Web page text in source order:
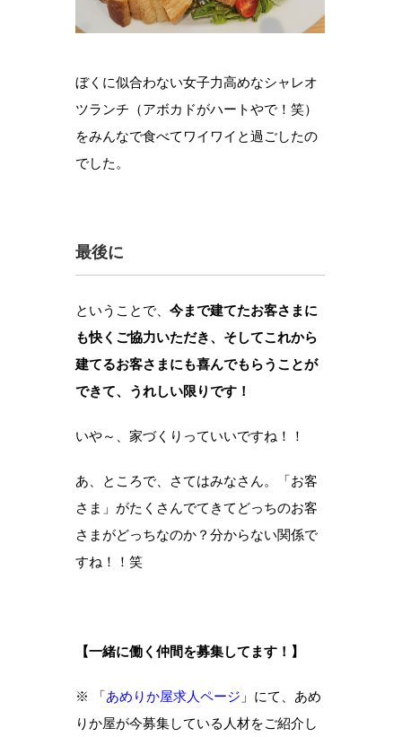
ぼくに似合わない女子力高めなシャレオ
ツランチ（アボカドがハートやで！笑）
をみんなで食べてワイワイと過ごしたの
でした。
最後に
ということで、 今まで建てたお客さまに
も快くご協力いただき、そしてこれから
建てるお客さまにも喜んでもらうことが
できて、うれしい限りです！
いや～、家づくりっていいですね！！
あ、ところで、さてはみなさん。「お客
さま」がたくさんでてきてどっちのお客
さまがどっちなのか？分からない関係で
すね！！笑
【一緒に働く仲間を募集してます！】
※ 「あめりか屋求人ページ 」にて、あめ
りか屋が今募集している人材をご紹介し